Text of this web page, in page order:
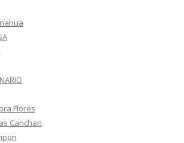
Flores
Canchari